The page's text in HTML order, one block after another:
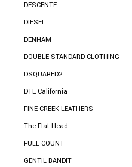
DESCENTE
DIESEL
DENHAM
DOUBLE STANDARD CLOTHING
DSQUARED2
DTE California
FINE CREEK LEATHERS
The Flat Head
FULL COUNT
GENTIL BANDIT